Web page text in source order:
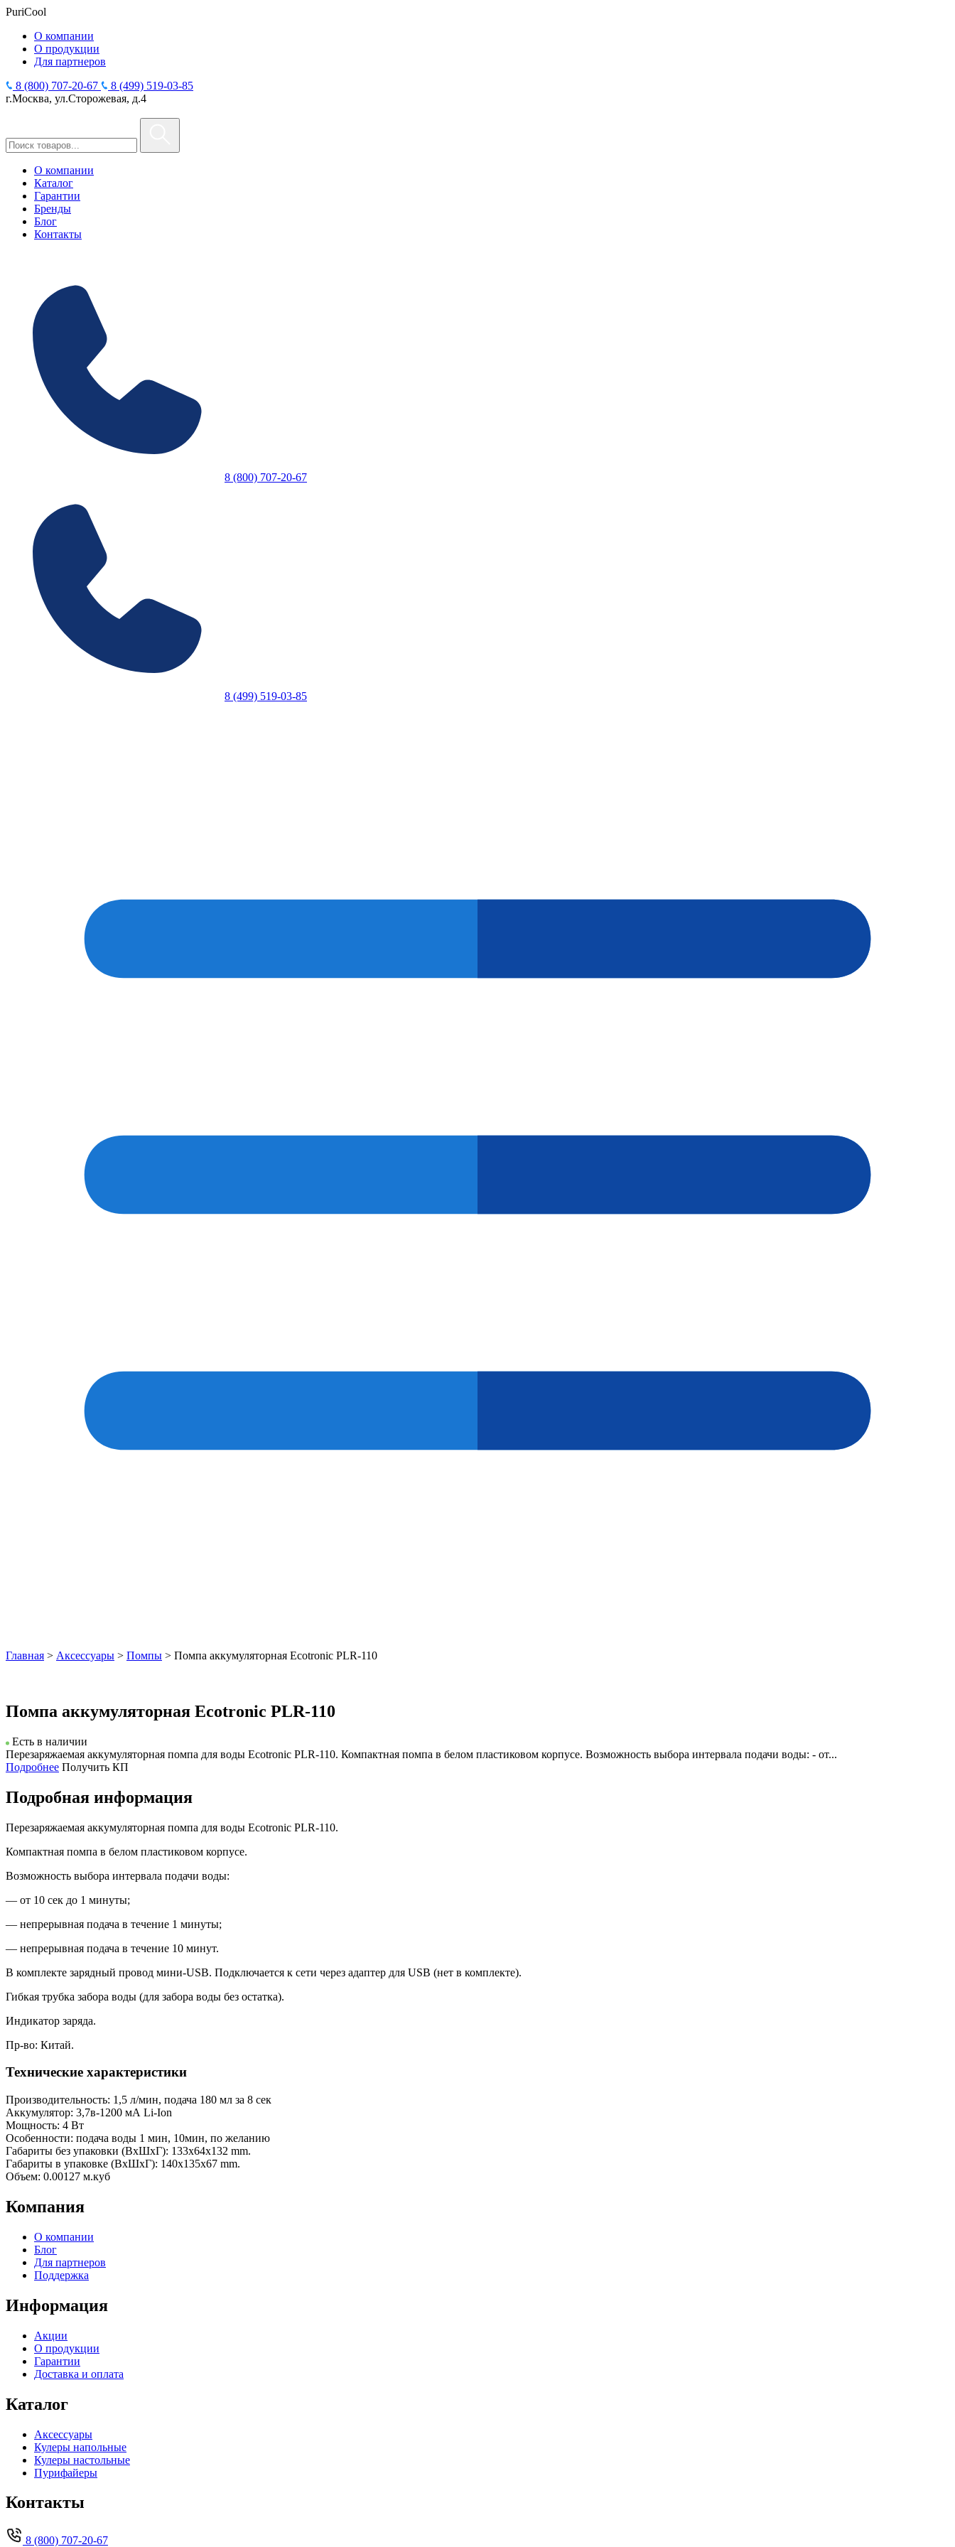
PuriCool
О компании
О продукции
Для партнеров
8 (800) 707-20-67
8 (499) 519-03-85
г.Москва, ул.Сторожевая, д.4
О компании
Каталог
Гарантии
Бренды
Блог
Контакты
8 (800) 707-20-67
8 (499) 519-03-85
Главная > Аксессуары > Помпы > Помпа аккумуляторная Ecotronic PLR-110
Помпа аккумуляторная Ecotronic PLR-110
Есть в наличии
Перезаряжаемая аккумуляторная помпа для воды Ecotronic PLR-110. Компактная помпа в белом пластиковом корпусе. Возможность выбора интервала подачи воды: - от...
Подробнее Получить КП
Подробная информация
Перезаряжаемая аккумуляторная помпа для воды Ecotronic PLR-110.
Компактная помпа в белом пластиковом корпусе.
Возможность выбора интервала подачи воды:
— от 10 сек до 1 минуты;
— непрерывная подача в течение 1 минуты;
— непрерывная подача в течение 10 минут.
В комплекте зарядный провод мини-USB. Подключается к сети через адаптер для USB (нет в комплекте).
Гибкая трубка забора воды (для забора воды без остатка).
Индикатор заряда.
Пр-во: Китай.
Технические характеристики
Производительность: 1,5 л/мин, подача 180 мл за 8 сек
Аккумулятор: 3,7в-1200 мА Li-Ion
Мощность: 4 Вт
Особенности: подача воды 1 мин, 10мин, по желанию
Габариты без упаковки (ВxШxГ): 133x64x132 mm.
Габариты в упаковке (ВxШxГ): 140x135x67 mm.
Объем: 0.00127 м.куб
Компания
О компании
Блог
Для партнеров
Поддержка
Информация
Акции
О продукции
Гарантии
Доставка и оплата
Каталог
Аксессуары
Кулеры напольные
Кулеры настольные
Пурифайеры
Контакты
8 (800) 707-20-67